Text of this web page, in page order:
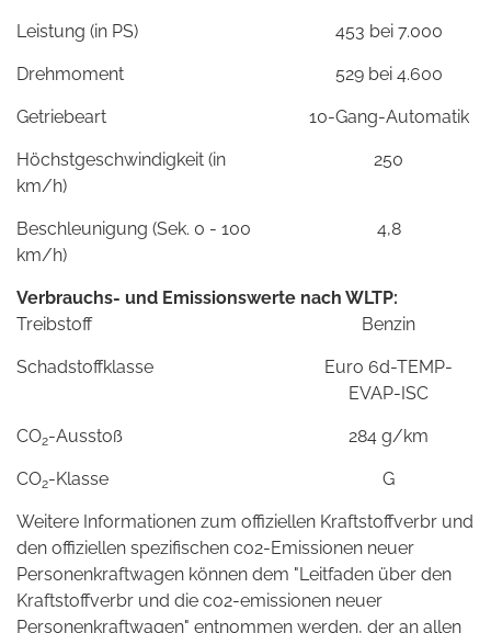
Leistung (in PS) 453 bei 7.000
Drehmoment 529 bei 4.600
Getriebeart 10-Gang-Automatik
Höchstgeschwindigkeit (in
km/h)
250
Beschleunigung (Sek. 0 - 100
km/h)
4,8
Verbrauchs- und Emissionswerte nach WLTP:
Treibstoff
Benzin
Schadstoffklasse
Euro 6d-TEMP-
EVAP-ISC
CO2-Ausstoß 284 g/km
CO2-Klasse G
Weitere Informationen zum offiziellen Kraftstoffverbr und
den offiziellen spezifischen co2-Emissionen neuer
Personenkraftwagen können dem "Leitfaden über den
Kraftstoffverbr und die co2-emissionen neuer
Personenkraftwagen" entnommen werden, der an allen